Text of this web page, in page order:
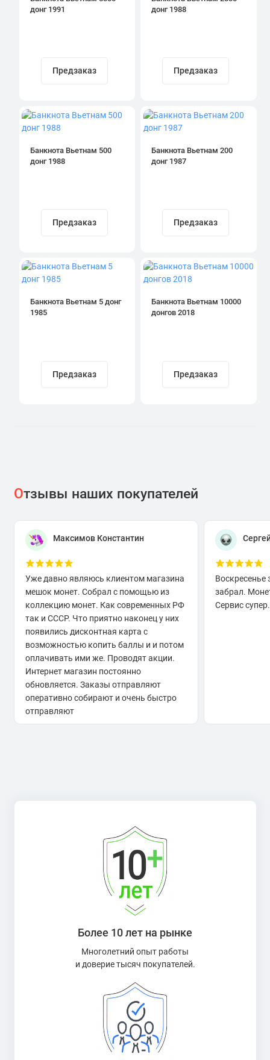
донг 1991
Предзаказ
донг 1988
Предзаказ
Банкнота Вьетнам 500
донг 1988
Предзаказ
Банкнота Вьетнам 200
донг 1987
Предзаказ
Банкнота Вьетнам 5 донг
1985
Предзаказ
Банкнота Вьетнам 10000
донгов 2018
Предзаказ
Отзывы наших покупателей
Максимов Константин
Уже давно являюсь клиентом магазина
мешок монет. Собрал с помощью из
коллекцию монет. Как современных РФ
так и СССР. Что приятно наконец у них
появились дисконтная карта с
возможностью копить баллы и и потом
оплачивать ими же. Проводят акции.
Интернет магазин постоянно
обновляется. Заказы отправляют
оперативно собирают и очень быстро
отправляют
Воскресенье
забрал.
Сервис
Более 10 лет на рынке
Многолетний опыт работы
и доверие тысяч покупателей.